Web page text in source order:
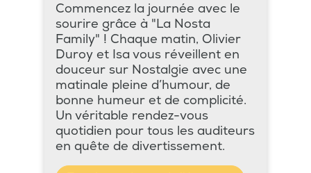
Commencez la journée avec le
sourire grâce à "La Nosta
Family" ! Chaque matin, Olivier
Duroy et Isa vous réveillent en
douceur sur Nostalgie avec une
matinale pleine d’humour, de
bonne humeur et de complicité.
Un véritable rendez-vous
quotidien pour tous les auditeurs
en quête de divertissement.